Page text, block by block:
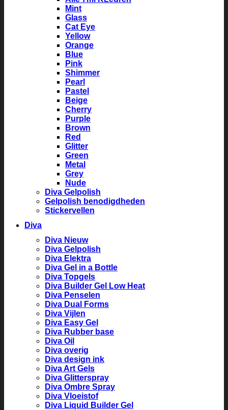
Mint
Glass
Cat Eye
Yellow
Orange
Blue
Pink
Shimmer
Pearl
Pastel
Beige
Cherry
Purple
Brown
Red
Glitter
Green
Metal
Grey
Nude
Diva Gelpolish
Gelpolish benodigdheden
Stickervellen
Diva
Diva Nieuw
Diva Gelpolish
Diva Elektra
Diva Gel in a Bottle
Diva Topgels
Diva Builder Gel Low Heat
Diva Penselen
Diva Dual Forms
Diva Vijlen
Diva Easy Gel
Diva Rubber base
Diva Oil
Diva overig
Diva design ink
Diva Art Gels
Diva Glitterspray
Diva Ombre Spray
Diva Vloeistof
Diva Liquid Builder Gel